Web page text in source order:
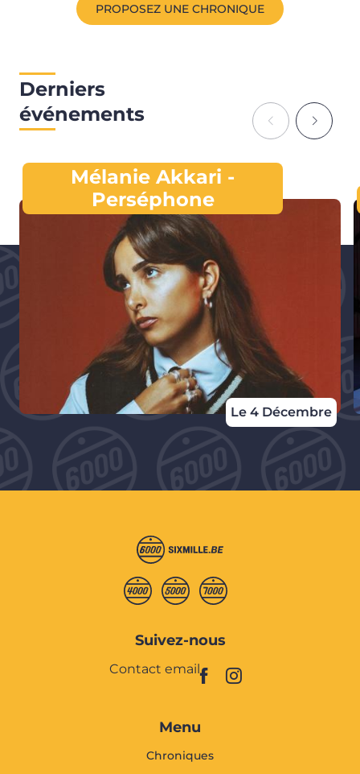
PROPOSEZ UNE CHRONIQUE
Derniers
événements
Le 4 Décembre
Mélanie Akkari -
Perséphone
Suivez-nous
Contact email
Menu
Chroniques